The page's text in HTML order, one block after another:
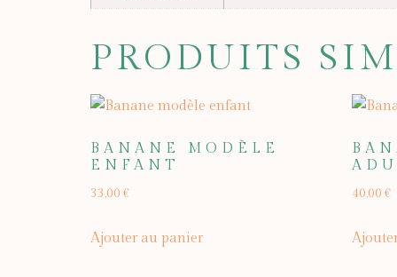
PRODUITS
BANANE MODÈLE
ENFANT
33,00 €
Ajouter au panier
40,00 €